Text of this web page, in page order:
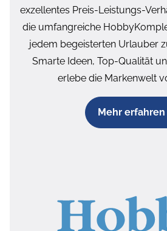
exzellentes Preis-Leistungs-
die umfangreiche
jedem begeisterten Urlauber
Smarte Ideen, Top-Qualität
erlebe die Markenwelt
Mehr erfahren